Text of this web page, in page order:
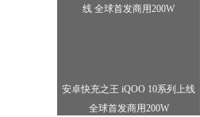
安卓快充之王 iQOO 10系列上线
全球首发商用200W